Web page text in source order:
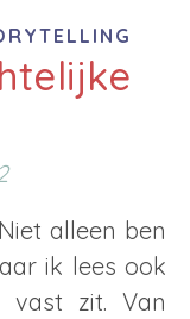
ik lees ook
zit. Van